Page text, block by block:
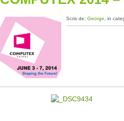
Scris de: George , in